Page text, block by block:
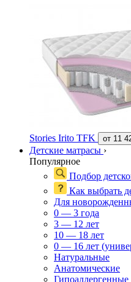
Stories Irito TFK от 11
Детские матрасы ›
Популярное
Подбор
Как выбрать
Для
0 — 3 года
3 — 12 лет
10 — 18 лет
0 — 16 лет
Натуральные
Анатомические
Гипоаллергенные